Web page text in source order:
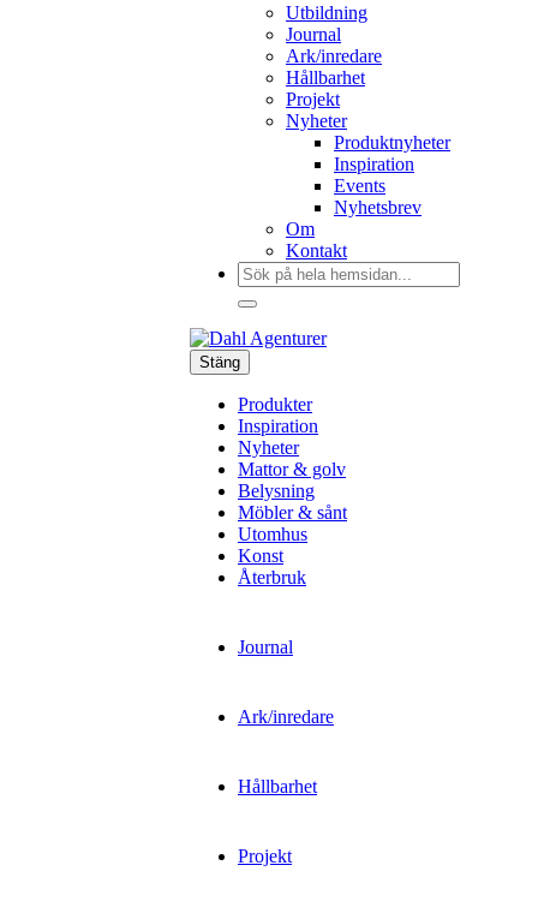
Utbildning
Journal
Ark/inredare
Hållbarhet
Projekt
Nyheter
Produktnyheter
Inspiration
Events
Nyhetsbrev
Om
Kontakt
Sök
efter:
Stäng
Produkter
Inspiration
Nyheter
Mattor & golv
Belysning
Möbler & sånt
Utomhus
Konst
Återbruk
Journal
Ark/inredare
Hållbarhet
Projekt